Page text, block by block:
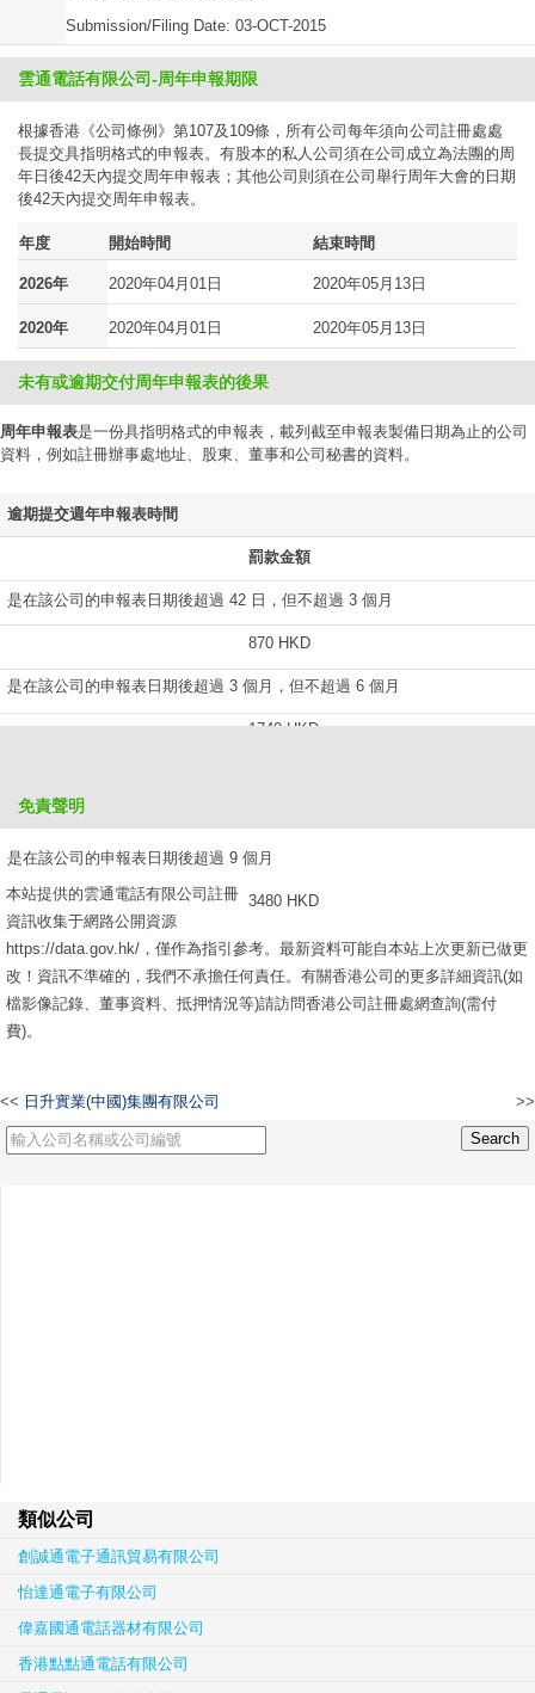
Submission/Filing Date: 03-OCT-2015
雲通電話有限公司-周年申報期限
根據香港《公司條例》第107及109條，所有公司每年須向公司註冊處處
長提交具指明格式的申報表。有股本的私人公司須在公司成立為法團的周
年日後42天內提交周年申報表；其他公司則須在公司舉行周年大會的日期
後42天內提交周年申報表。
年度 開始時間 結束時間
2026年 2020年04月01日 2020年05月13日
2020年 2020年04月01日 2020年05月13日
未有或逾期交付周年申報表的後果
周年申報表是一份具指明格式的申報表，載列截至申報表製備日期為止的公司
資料，例如註冊辦事處地址、股東、董事和公司秘書的資料。
逾期提交週年申報表時間
罰款金額
是在該公司的申報表日期後超過 42 日，但不超過 3 個月
870 HKD
是在該公司的申報表日期後超過 3 個月，但不超過 6 個月
1740 HKD
是在該公司的申報表日期後超過 9 個月
3480 HKD
免責聲明
本站提供的雲通電話有限公司註冊
資訊收集于網路公開資源
https://data.gov.hk/，僅作為指引參考。最新資料可能自本站上次更新已做更
改！資訊不準確的，我們不承擔任何責任。有關香港公司的更多詳細資訊(如
檔影像記錄、董事資料、抵押情況等)請訪問香港公司註冊處網查詢(需付
費)。
<< 日升實業(中國)集團有限公司 >>
類似公司
創誠通電子通訊貿易有限公司
怡達通電子有限公司
偉嘉國通電話器材有限公司
香港點點通電話有限公司